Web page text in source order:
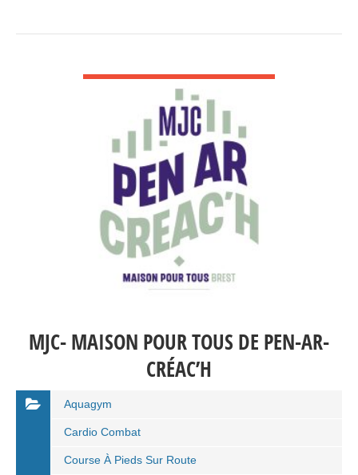
MJC- MAISON POUR TOUS DE PEN-AR-
CRÉAC’H
Aquagym
Cardio Combat
Course À Pieds Sur Route